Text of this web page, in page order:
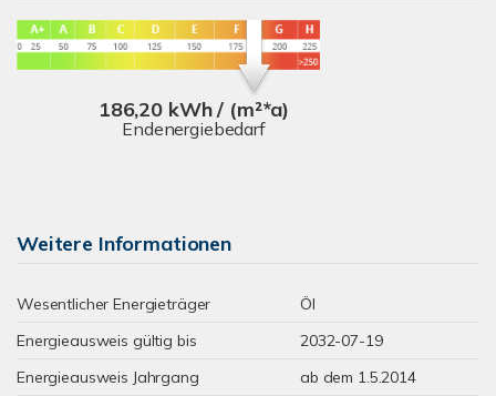
186,20 kWh / (m²*a)
Endenergiebedarf
Weitere Informationen
Wesentlicher Energieträger
Öl
Energieausweis gültig bis
2032-07-19
Energieausweis Jahrgang
ab dem 1.5.2014